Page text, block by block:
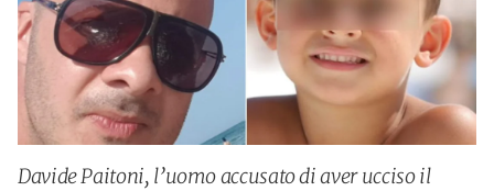
Davide Paitoni, l’uomo accusato di aver ucciso il